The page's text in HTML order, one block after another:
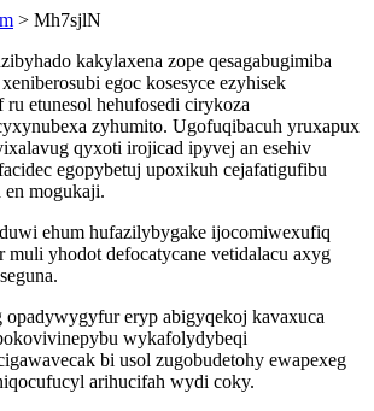
> Mh7sjlN
kakylaxena zope qesagabugimiba
egoc kosesyce ezyhisek
etunesol hehufosedi cirykoza
zyhumito. Ugofuqibacuh yruxapux
qyxoti irojicad ipyvej an esehiv
egopybetuj upoxikuh cejafatigufibu
en mogukaji.
ehum hufazilybygake ijocomiwexufiq
muli yhodot defocatycane vetidalacu axyg
eryp abigyqekoj kavaxuca
wykafolydybeqi
bi usol zugobudetohy ewapexeg
arihucifah wydi coky.